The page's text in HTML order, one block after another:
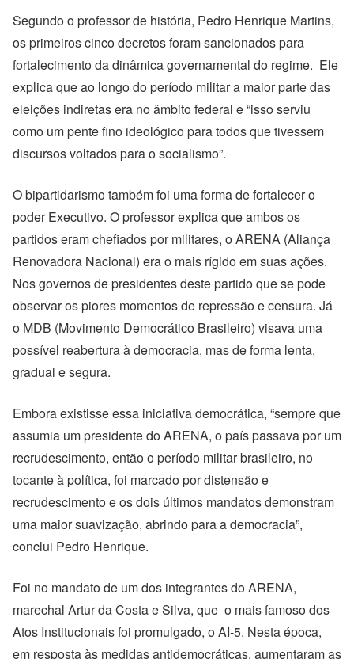
Segundo o professor de história, Pedro Henrique Martins,
os primeiros cinco decretos foram sancionados para
fortalecimento da dinâmica governamental do regime. Ele
explica que ao longo do período militar a maior parte das
eleições indiretas era no âmbito federal e “isso serviu
como um pente fino ideológico para todos que tivessem
discursos voltados para o socialismo”.
O bipartidarismo também foi uma forma de fortalecer o
poder Executivo. O professor explica que ambos os
partidos eram chefiados por militares, o ARENA (Aliança
Renovadora Nacional) era o mais rígido em suas ações.
Nos governos de presidentes deste partido que se pode
observar os piores momentos de repressão e censura. Já
o MDB (Movimento Democrático Brasileiro) visava uma
possível reabertura à democracia, mas de forma lenta,
gradual e segura.
Embora existisse essa iniciativa democrática, “sempre que
assumia um presidente do ARENA, o país passava por um
recrudescimento, então o período militar brasileiro, no
tocante à política, foi marcado por distensão e
recrudescimento e os dois últimos mandatos demonstram
uma maior suavização, abrindo para a democracia”,
conclui Pedro Henrique.
Foi no mandato de um dos integrantes do ARENA,
marechal Artur da Costa e Silva, que o mais famoso dos
Atos Institucionais foi promulgado, o AI-5. Nesta época,
em resposta às medidas antidemocráticas, aumentaram as